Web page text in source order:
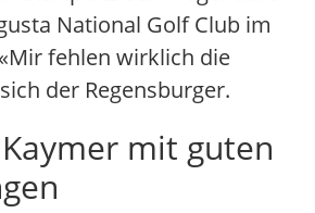
National Golf Club im
fehlen wirklich die
der Regensburger.
mit guten